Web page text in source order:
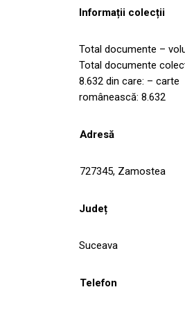
Informații colecții
Total documente –
Total documente
8.632 din care: – carte
românească: 8.632
Adresă
727345, Zamostea
Județ
Suceava
Telefon